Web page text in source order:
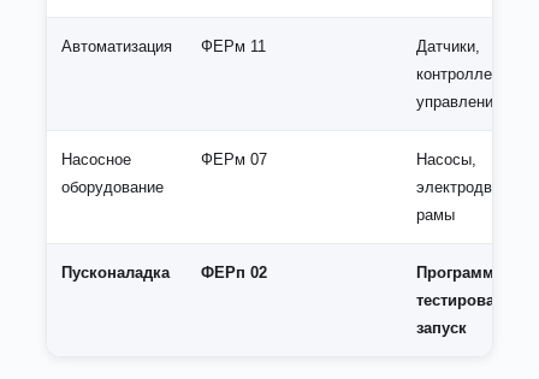
Автоматизация ФЕРм 11
Датчики,
контроллеры,
управления
Насосное
оборудование
ФЕРм 07
Насосы,
рамы
Пусконаладка ФЕРп 02
тестирование,
запуск